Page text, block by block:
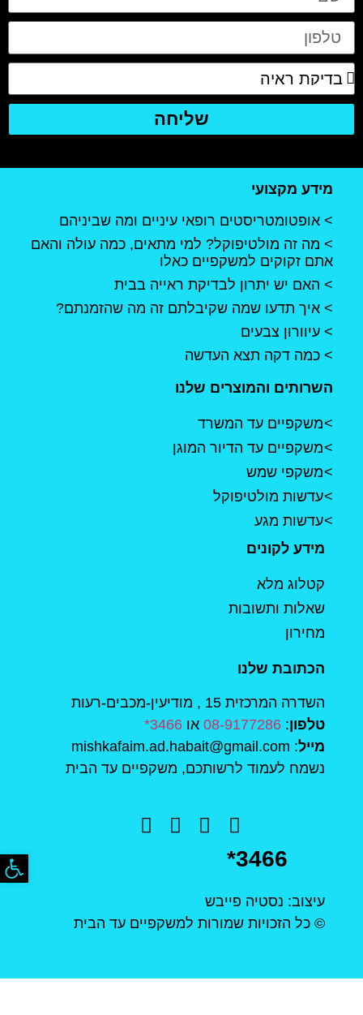
שליחה
מידע מקצועי
אופטומטריסטים רופאי עיניים ומה שביניהם
מה זה מולטיפוקל? למי מתאים, כמה עולה והאם
אתם זקוקים למשקפיים כאלו
האם יש יתרון לבדיקת ראייה בבית
איך תדעו שמה שקיבלתם זה מה שהזמנתם?
עיוורון צבעים
כמה דקה תצא העדשה
השרותים והמוצרים שלנו
משקפיים עד המשרד
משקפיים עד הדיור המוגן
משקפי שמש
עדשות מולטיפוקל
עדשות מגע
מידע לקונים
קטלוג מלא
שאלות ותשובות
מחירון
הכתובת שלנו
השדרה המרכזית 15 , מודיעין-מכבים-רעות
טלפון:
08-9177286 או 3466*
מייל: mishkafaim.ad.habait@gmail.com
נשמח לעמוד לרשותכם, משקפיים עד הבית
*3466
עיצוב: נסטיה פייבש
© כל הזכויות שמורות למשקפיים עד הבית
פתח